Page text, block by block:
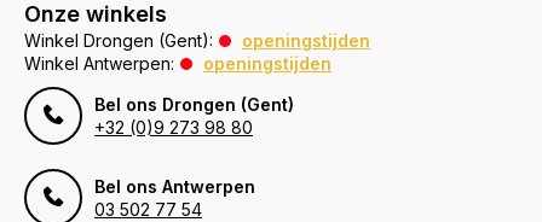
Onze winkels
Winkel Drongen (Gent):
openingstijden
Winkel Antwerpen:
openingstijden
Bel ons Drongen (Gent)
+32 (0)9 273 98 80
Bel ons Antwerpen
03 502 77 54